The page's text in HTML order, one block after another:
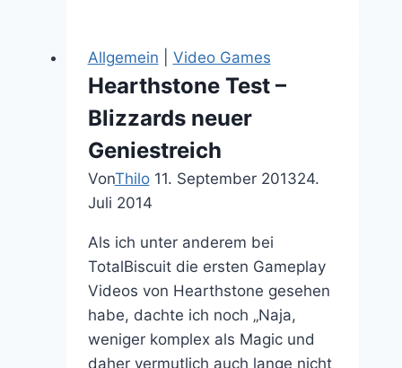
mit
Muster-
LARPer
Michael
Allgemein Video Games
Hearthstone Test –
Blizzards neuer
Geniestreich
VonThilo 11. September 201324.
Juli 2014
Als ich unter anderem bei
TotalBiscuit die ersten Gameplay
Videos von Hearthstone gesehen
habe, dachte ich noch „Naja,
weniger komplex als Magic und
daher vermutlich auch lange nicht